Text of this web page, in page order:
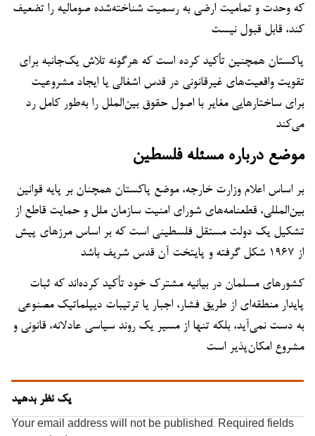
که وحدت و تمامیت ارضی به رسمیت شناخته‌شده صومالیه را تضعیف
کند، قابل قبول نیست
پاکستان همچنین تأکید کرده است که هرگونه تلاش یک‌جانبه برای
تقویت واقعیت‌های غیرقانونی در قدس اشغالی یا ایجاد مشروعیت
برای ساختارهایی مغایر با اصول حقوق بین‌الملل را به‌طور کامل رد
می‌کند
موضع درباره مسئله فلسطین
بر اساس اعلام وزارت خارجه، موضع پاکستان همچنان بر پایه قوانین
بین‌المللی، قطعنامه‌های شورای امنیت سازمان ملل و حمایت قاطع از
تشکیل یک دولت مستقل فلسطینی است که بر اساس مرزهای پیش
از ۱۹۶۷ شکل گرفته و پایتخت آن قدس شریف باشد
کشورهای مسلمان در بیانیه مشترک خود تأکید کرده‌اند که ثبات
پایدار منطقه‌ای از طریق فشار، اجبار یا ترتیبات دیپلماتیک مصنوعی
به دست نمی‌آید، بلکه تنها از مسیر یک روند سیاسی عادلانه، قانونی و
مشروع امکان‌پذیر است
یک نظر بدهید
Your email address will not be published. Required fields